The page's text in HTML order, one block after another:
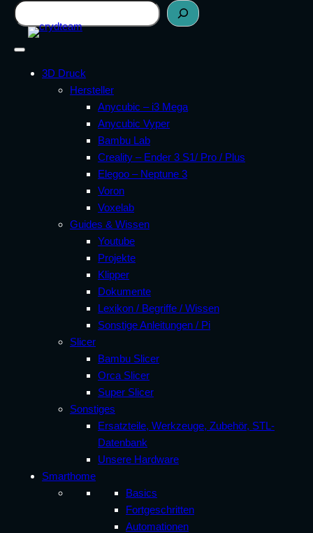
Zum
Inhalt
springen
Suchen
3D Druck
Hersteller
Anycubic – i3 Mega
Anycubic Vyper
Bambu Lab
Creality – Ender 3 S1/ Pro / Plus
Elegoo – Neptune 3
Voron
Voxelab
Guides & Wissen
Youtube
Projekte
Klipper
Dokumente
Lexikon / Begriffe / Wissen
Sonstige Anleitungen / Pi
Slicer
Bambu Slicer
Orca Slicer
Super Slicer
Sonstiges
Ersatzteile, Werkzeuge, Zubehör, STL-
Datenbank
Unsere Hardware
Smarthome
Basics
Fortgeschritten
Automationen